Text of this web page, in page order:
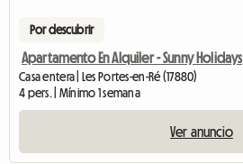
Por descubrir
Apartamento En Alquiler - Sunny Holidays
Casa entera | Les Portes-en-Ré (17880)
4 pers. | Mínimo 1 semana
Ver anuncio